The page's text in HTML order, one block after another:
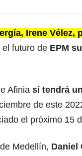
Irene
el futuro de EPM
Afinia sí tendrá
de este
el próximo 15
Medellín, Daniel